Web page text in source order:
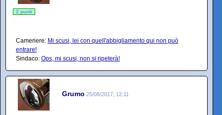
2 punti
Cameriere: Mi scusi, lei con quell'abbigliamento qui non può
entrare!
Sindaco: Ops, mi scusi, non si ripeterà!
Grumo 25/08/2017, 12:11